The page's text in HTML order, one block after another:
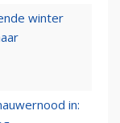
winter
in: